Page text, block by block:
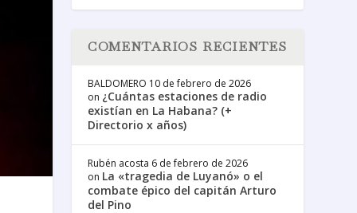
COMENTARIOS RECIENTES
BALDOMERO 10 de febrero de 2026
on ¿Cuántas estaciones de radio
existían en La Habana? (+
Directorio x años)
Rubén acosta 6 de febrero de 2026
on La «tragedia de Luyanó» o el
combate épico del capitán Arturo
del Pino